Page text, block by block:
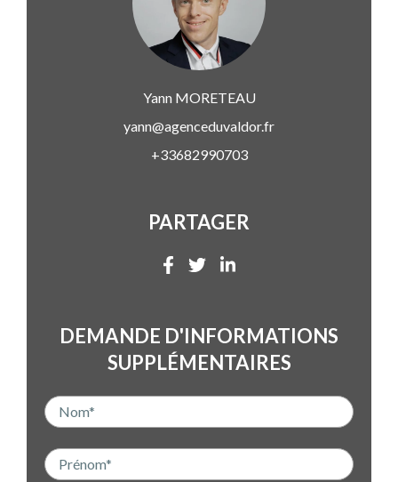
YannMORETEAU
yann@agenceduvaldor.fr
+33682990703
PARTAGER
DEMANDE D'INFORMATIONS
SUPPLÉMENTAIRES